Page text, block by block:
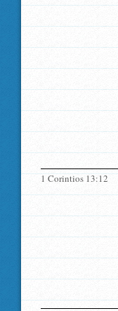
1 Corintios 13:12